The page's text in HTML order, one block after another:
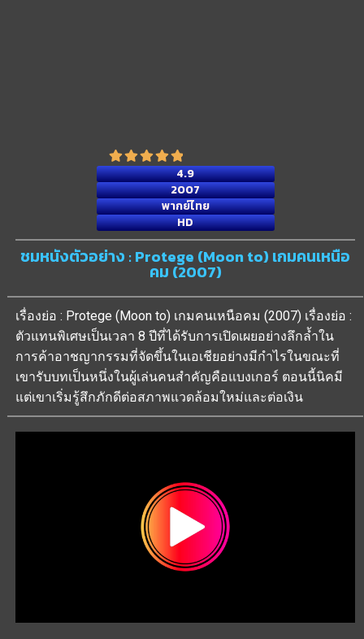
4.9
2007
พากย์ไทย
HD
ชมหนังตัวอย่าง : Protege (Moon to) เกมคนเหนือ
คม (2007)
เรื่องย่อ : Protege (Moon to) เกมคนเหนือคม (2007) เรื่องย่อ :
ตัวแทนพิเศษเป็นเวลา 8 ปีที่ได้รับการเปิดเผยอย่างลึกล้ำใน
การค้าอาชญากรรมที่จัดขึ้นในเอเชียอย่างมีกำไรในขณะที่
เขารับบทเป็นหนึ่งในผู้เล่นคนสำคัญคือแบงเกอร์ ตอนนี้นิคมี
แต่เขาเริ่มรู้สึกภักดีต่อสภาพแวดล้อมใหม่และต่อเงิน